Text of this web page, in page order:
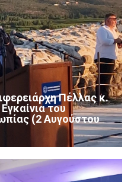
Πέλλας κ.
του
(2 Αυγούστου